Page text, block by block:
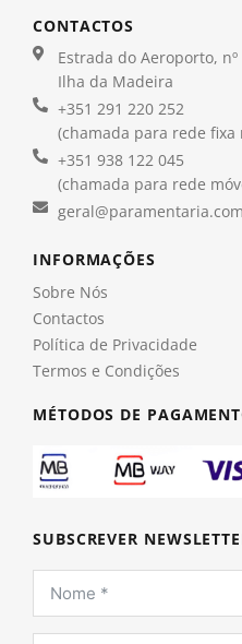
CONTACTOS
Estrada do Aeroporto,
Ilha da Madeira
+351 291 220 252
(chamada para rede fixa
+351 938 122 045
(chamada para rede
geral@paramentaria.com
INFORMAÇÕES
Sobre Nós
Contactos
Política de Privacidade
Termos e Condições
MÉTODOS DE
SUBSCREVER